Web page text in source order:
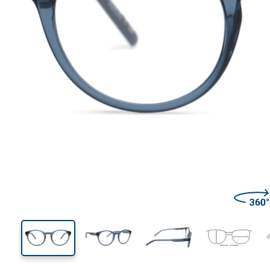
128 mm
Largeur des verres
42 mm
Largeur des verres Largeur des verres
Largeur
des verres